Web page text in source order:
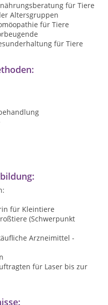
für Tiere
Altersgruppen
für Tiere
für Tiere
für Kleintiere
(Schwerpunkt
Arzneimittel -
für Laser bis zur